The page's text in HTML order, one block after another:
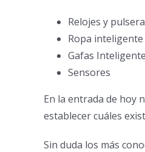
Relojes y
Ropa inteligente
Gafas
Sensores
En la entrada de hoy
establecer cuáles
Sin duda los más